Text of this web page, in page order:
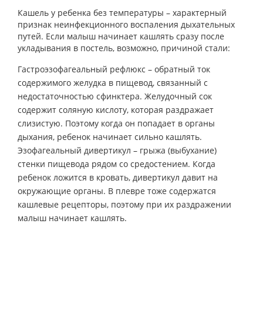
Кашель у ребенка без температуры – характерный
признак неинфекционного воспаления дыхательных
путей. Если малыш начинает кашлять сразу после
укладывания в постель, возможно, причиной стали:
Гастроэзофагеальный рефлюкс – обратный ток
содержимого желудка в пищевод, связанный с
недостаточностью сфинктера. Желудочный сок
содержит соляную кислоту, которая раздражает
слизистую. Поэтому когда он попадает в органы
дыхания, ребенок начинает сильно кашлять.
Эзофагеальный дивертикул – грыжа (выбухание)
стенки пищевода рядом со средостением. Когда
ребенок ложится в кровать, дивертикул давит на
окружающие органы. В плевре тоже содержатся
кашлевые рецепторы, поэтому при их раздражении
малыш начинает кашлять.